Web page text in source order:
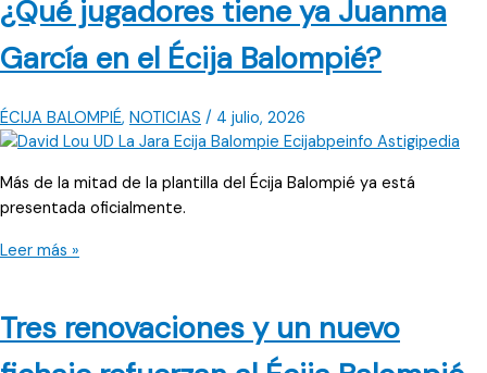
confirma
el
horario
primer
test
ficha
a
¿Qué jugadores tiene ya Juanma
García en el Écija Balompié?
ÉCIJA BALOMPIÉ, NOTICIAS / 4 julio, 2026
Más de la mitad de la plantilla del Écija Balompié ya está
presentada oficialmente.
¿Qué
ya
Leer más »
Tres renovaciones y un nuevo